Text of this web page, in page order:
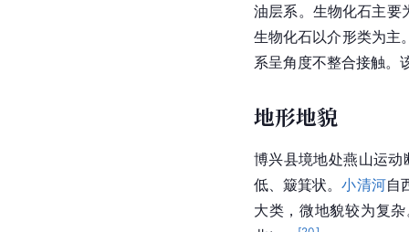
油层系。生物化石主要
生物化石以介形类为主
系呈角度不整合接触
地形地貌
博兴县境地处燕山运动
低、簸箕状。小清河自
大类，微地貌较为复